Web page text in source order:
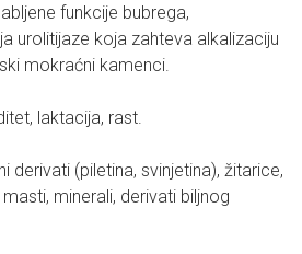
funkcije bubrega,
urolitijaze koja zahteva alkalizaciju
mokraćni kamenci.
laktacija, rast.
derivati (piletina, svinjetina), žitarice,
minerali, derivati biljnog